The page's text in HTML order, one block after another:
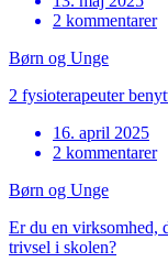
2 kommentarer
Børn og Unge
2 fysioterapeuter
16. april 2025
2 kommentarer
Børn og Unge
Er du en virksomhed,
trivsel i skolen?